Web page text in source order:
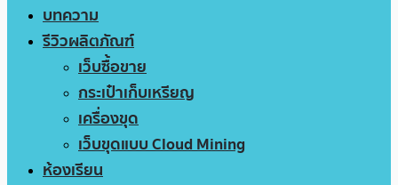
บทความ
รีวิวผลิตภัณฑ์
เว็บซื้อขาย
กระเป๋าเก็บเหรียญ
เครื่องขุด
เว็บขุดแบบ Cloud Mining
ห้องเรียน